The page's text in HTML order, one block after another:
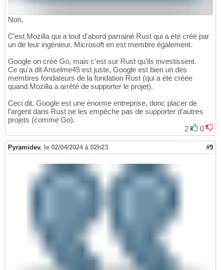
Non,
C'est Mozilla qui a tout d'abord parrainé Rust qui a été créé par
un de leur ingénieur. Microsoft en est membre également.
Google on créé Go, mais c'est sur Rust qu'ils investissent.
Ce qu'a dit Anselme45 est juste, Google est bien un des
membres fondateurs de la fondation Rust (qui a été créée
quand Mozilla a arrêté de supporter le projet).
Ceci dit, Google est une énorme entreprise, donc placer de
l'argent dans Rust ne les empêche pas de supporter d'autres
projets (comme Go).
2
0
Pyramidev, le 02/04/2024 à 02h23 #9